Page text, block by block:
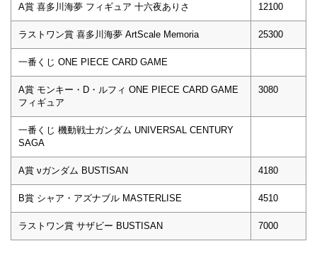
A賞 喜多川海夢 フィギュア 十六夜ありさ 12100
ラストワン賞 喜多川海夢 ArtScale Memoria 25300
一番くじ ONE PIECE CARD GAME
A賞 モンキー・D・ルフィ ONE PIECE CARD GAME
フィギュア
3080
一番くじ 機動戦士ガンダム UNIVERSAL CENTURY
SAGA
A賞 νガンダム BUSTISAN 4180
B賞 シャア・アズナブル MASTERLISE 4510
ラストワン賞 サザビー BUSTISAN 7000